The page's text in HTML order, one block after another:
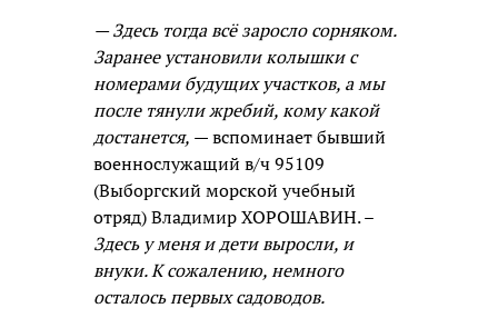
— Здесь тогда всё заросло сорняком.
Заранее установили колышки с
номерами будущих участков, а мы
после тянули жребий, кому какой
достанется, — вспоминает бывший
военнослужащий в/ч 95109
(Выборгский морской учебный
отряд) Владимир ХОРОШАВИН. –
Здесь у меня и дети выросли, и
внуки. К сожалению, немного
осталось первых садоводов.